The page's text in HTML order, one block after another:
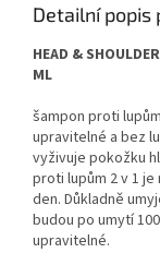
Detailní popis
HEAD &
ML
šampon proti
upravitelné a bez
vyživuje pokožku
proti lupům 2 v 1
den. Důkladně
budou po umytí
upravitelné.